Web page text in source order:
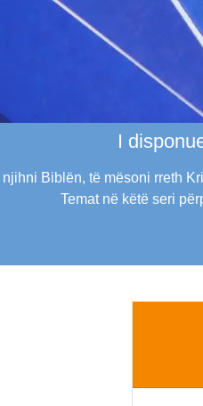
I
Biblën, të mësoni rreth
Temat në këtë seri